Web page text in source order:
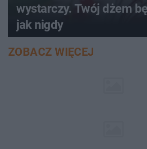
wystarczy. Twój dżem
jak nigdy
ZOBACZ WIĘCEJ